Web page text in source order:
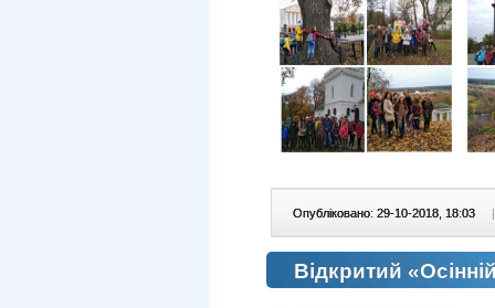
Опубліковано: 29-10-2018, 18:03 |
Відкритий